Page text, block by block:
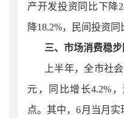
产开发投资同比下降
降18.2%，民间投资同
三、市场消费稳
上半年，全市社
元，同比增长4.2%
点。其中，6月当月